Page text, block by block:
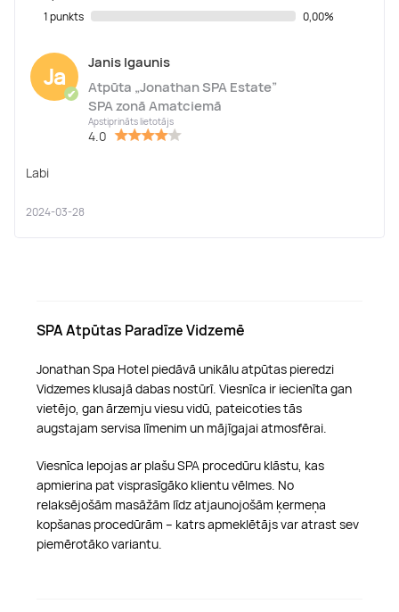
1 punkts
0,00%
Ja
✔
Janis Igaunis
Atpūta „Jonathan SPA Estate”
SPA zonā Amatciemā
Apstiprināts lietotājs
4.0
Labi
2024-03-28
SPA Atpūtas Paradīze Vidzemē
Jonathan Spa Hotel piedāvā unikālu atpūtas pieredzi
Vidzemes klusajā dabas nostūrī. Viesnīca ir iecienīta gan
vietējo, gan ārzemju viesu vidū, pateicoties tās
augstajam servisa līmenim un mājīgajai atmosfērai.
Viesnīca lepojas ar plašu SPA procedūru klāstu, kas
apmierina pat visprasīgāko klientu vēlmes. No
relaksējošām masāžām līdz atjaunojošām ķermeņa
kopšanas procedūrām – katrs apmeklētājs var atrast sev
piemērotāko variantu.